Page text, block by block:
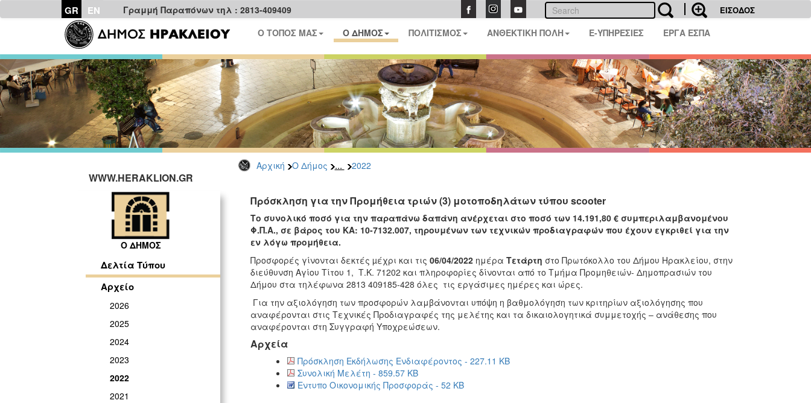
GR EN Γραμμή Παραπόνων τηλ : 2813-409409 ΕΙΣΟΔΟΣ
Ο ΤΟΠΟΣ ΜΑΣ Ο ΔΗΜΟΣ ΠΟΛΙΤΙΣΜΟΣ ΑΝΘΕΚΤΙΚΗ ΠΟΛΗ E-ΥΠΗΡΕΣΙΕΣ ΕΡΓΑ ΕΣΠΑ
Αρχική Ο Δήμος ... 2022
WWW.HERAKLION.GR
Ο ΔΗΜΟΣ
Δελτία Τύπου
Αρχείο
2026
2025
2024
2023
2022
2021
Πρόσκληση για την Προμήθεια τριών (3) μοτοποδηλάτων τύπου scooter
Το συνολικό ποσό για την παραπάνω δαπάνη ανέρχεται στο ποσό των 14.191,80 € συμπεριλαμβανομένου
Φ.Π.Α., σε βάρος του ΚΑ: 10-7132.007, τηρουμένων των τεχνικών προδιαγραφών που έχουν εγκριθεί για την
εν λόγω προμήθεια.
Προσφορές γίνονται δεκτές µέχρι και τις 06/04/2022ημέρα Τετάρτη στο Πρωτόκολλο του Δήμου Ηρακλείου, στην
διεύθυνση Αγίου Τίτου 1, Τ.Κ. 71202 και πληροφορίες δίνονται από το Τμήμα Προμηθειών- Δημοπρασιών του
Δήμου στα τηλέφωνα 2813 409185-428 όλες τις εργάσιμες ημέρες και ώρες.
Για την αξιολόγηση των προσφορών λαμβάνονται υπόψη η βαθμολόγηση των κριτηρίων αξιολόγησης που
αναφέρονται στις Τεχνικές Προδιαγραφές της μελέτης και τα δικαιολογητικά συμμετοχής – ανάθεσης που
αναφέρονται στη Συγγραφή Υποχρεώσεων.
Αρχεία
Πρόσκληση Εκδήλωσης Ενδιαφέροντος - 227.11 KB
Συνολική Μελέτη - 859.57 KB
Εντυπο Οικονομικής Προσφοράς - 52 KB